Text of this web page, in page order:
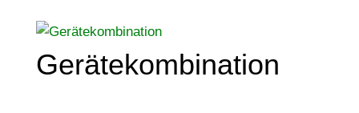
Gerätekombination